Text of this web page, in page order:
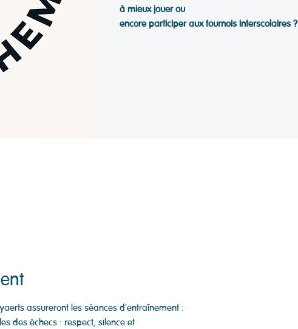
à mieux jouer ou
encore participer aux tournois interscolaires ?
assureront les séances d'entraînement :
des échecs : respect, silence et